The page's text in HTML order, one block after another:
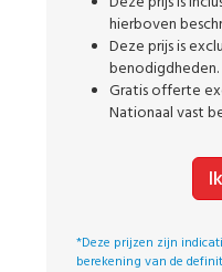
hierboven
Deze prijs is
benodigdheden.
Gratis offerte
Nationaal vast
*Deze prijzen zijn
berekening van de